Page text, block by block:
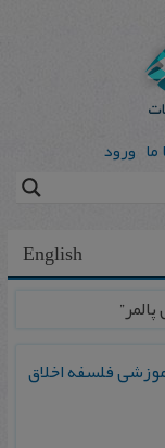
ورود
English
فلسفه‌ اخلاق